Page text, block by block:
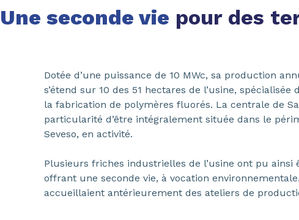
Une seconde vie pour des
Dotée d’une puissance de 10 MWc, sa production
s’étend sur 10 des 51 hectares de l’usine,
la fabrication de polymères fluorés. La centrale de
particularité d’être intégralement située dans le
Seveso, en activité.
Plusieurs friches industrielles de l’usine ont pu
offrant une seconde vie, à vocation
accueillaient antérieurement des ateliers de